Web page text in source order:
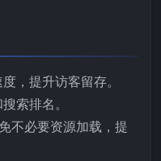
，提升访客留存。
索排名。
不必要资源加载，提